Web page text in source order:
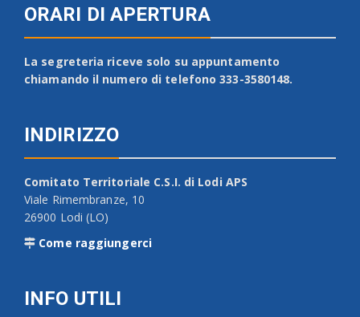
ORARI DI APERTURA
La segreteria riceve solo su appuntamento
chiamando il numero di telefono 333-3580148.
INDIRIZZO
Comitato Territoriale C.S.I. di Lodi APS
Viale Rimembranze, 10
26900 Lodi (LO)
Come raggiungerci
INFO UTILI